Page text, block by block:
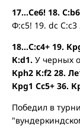
17…Сe6! 18.
Ф:c5! 19. dc
18…С:c4+ 19.
К:d1. У черных
Крh2 К:f2 28.
Крg1 Сc5+ 36.
Победил в